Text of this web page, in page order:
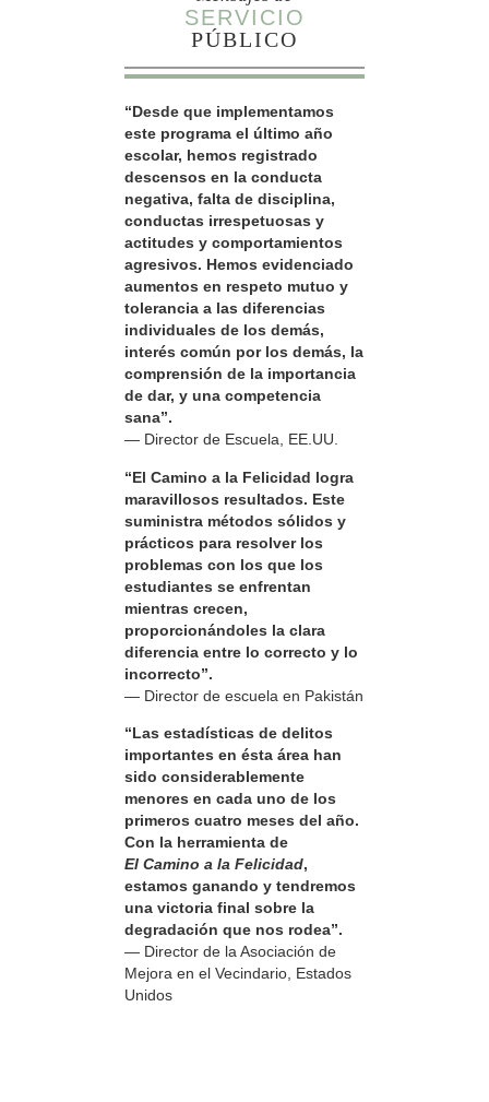
SERVICIO
PÚBLICO
“Desde que implementamos
este programa el último año
escolar, hemos registrado
descensos en la conducta
negativa, falta de disciplina,
conductas irrespetuosas y
actitudes y comportamientos
agresivos. Hemos evidenciado
aumentos en respeto mutuo y
tolerancia a las diferencias
individuales de los demás,
interés común por los demás, la
comprensión de la importancia
de dar, y una competencia
sana”.
— Director de Escuela, EE.UU.
“El Camino a la Felicidad logra
maravillosos resultados. Este
suministra métodos sólidos y
prácticos para resolver los
problemas con los que los
estudiantes se enfrentan
mientras crecen,
proporcionándoles la clara
diferencia entre lo correcto y lo
incorrecto”.
— Director de escuela en Pakistán
“Las estadísticas de delitos
importantes en ésta área han
sido considerablemente
menores en cada uno de los
primeros cuatro meses del año.
Con la herramienta de
El Camino a la Felicidad,
estamos ganando y tendremos
una victoria final sobre la
degradación que nos rodea”.
— Director de la Asociación de
Mejora en el Vecindario, Estados
Unidos